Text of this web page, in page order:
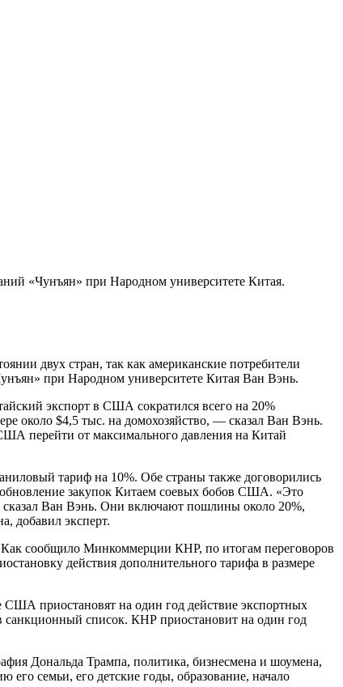
«Чунъян» при Народном университете Китая.
двух стран, так как американские потребители
при Народном университете Китая Ван Вэнь.
экспорт в США сократился всего на 20%
около $4,5 тыс. на домохозяйство, — сказал Ван Вэнь.
перейти от максимального давления на Китай
тариф на 10%. Обе страны также договорились
закупок Китаем соевых бобов США. «Это
Ван Вэнь. Они включают пошлины около 20%,
добавил эксперт.
Как сообщило Минкоммерции КНР, по итогам переговоров
действия дополнительного тарифа в размере
США приостановят на один год действие экспортных
санкционный список. КНР приостановит на один год
Дональда Трампа, политика, бизнесмена и шоумена,
семьи, его детские годы, образование, начало